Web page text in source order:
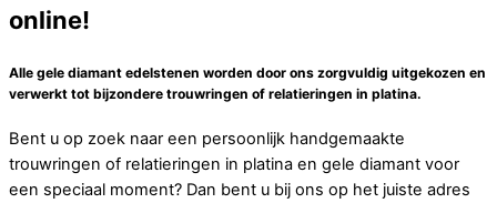
online!
Alle gele diamant edelstenen worden door ons zorgvuldig uitgekozen en
verwerkt tot bijzondere trouwringen of relatieringen in platina.
Bent u op zoek naar een persoonlijk handgemaakte
trouwringen of relatieringen in platina en gele diamant voor
een speciaal moment? Dan bent u bij ons op het juiste adres